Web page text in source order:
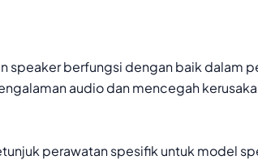
speaker berfungsi dengan baik dalam
audio dan mencegah
perawatan spesifik untuk model